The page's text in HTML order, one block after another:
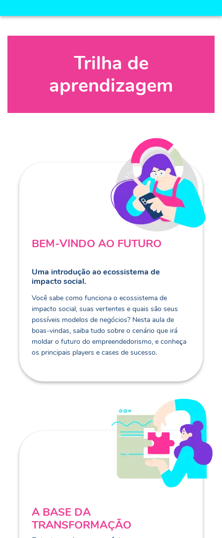
Trilha de
aprendizagem
BEM-VINDO AO FUTURO
Uma introdução ao ecossistema de
impacto social.
Você sabe como funciona o ecossistema de
impacto social, suas vertentes e quais são seus
possíveis modelos de negócios? Nesta aula de
boas-vindas, saiba tudo sobre o cenário que irá
moldar o futuro do empreendedorismo, e conheça
os principais players e cases de sucesso.
A BASE DA
TRANSFORMAÇÃO